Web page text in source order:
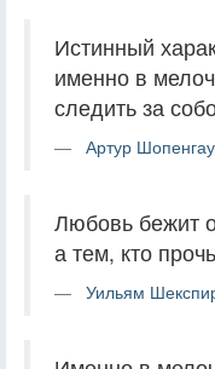
Истинный
именно в
следить за
Артур
Любовь бежит
а тем, кто
Уильям